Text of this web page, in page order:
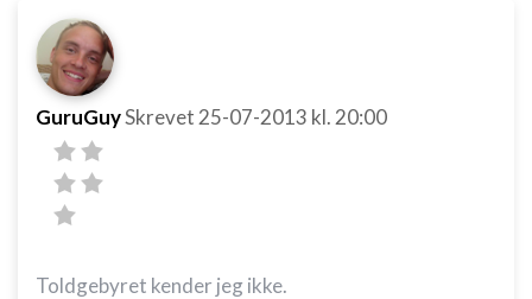
GuruGuySkrevet 25-07-2013 kl. 20:00
Toldgebyret kender jeg ikke.